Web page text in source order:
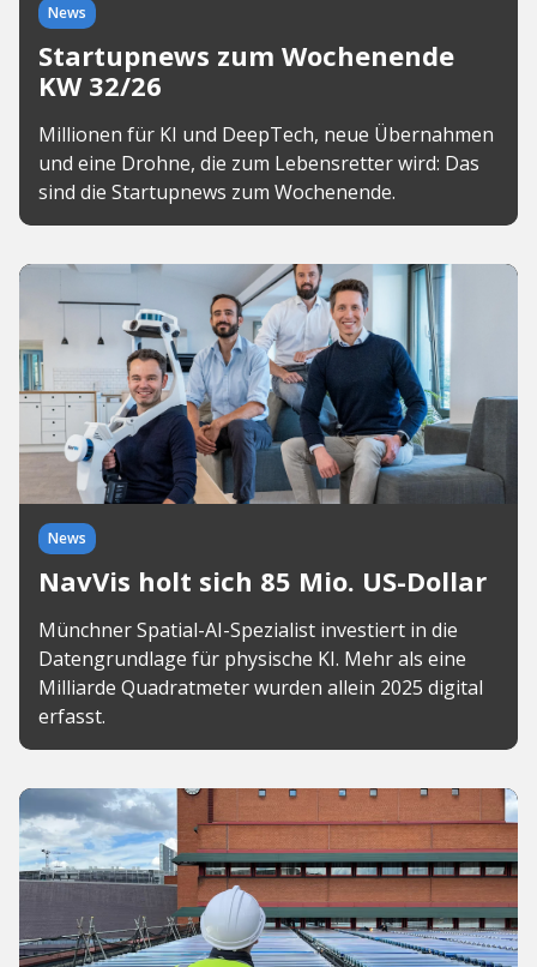
News
Startupnews zum Wochenende
KW 32/26
Millionen für KI und DeepTech, neue Übernahmen
und eine Drohne, die zum Lebensretter wird: Das
sind die Startupnews zum Wochenende.
News
NavVis holt sich 85 Mio. US-Dollar
Münchner Spatial-AI-Spezialist investiert in die
Datengrundlage für physische KI. Mehr als eine
Milliarde Quadratmeter wurden allein 2025 digital
erfasst.